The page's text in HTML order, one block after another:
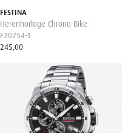
FESTINA
Herenhorloge Chrono Bike -
F20754-1
245,00